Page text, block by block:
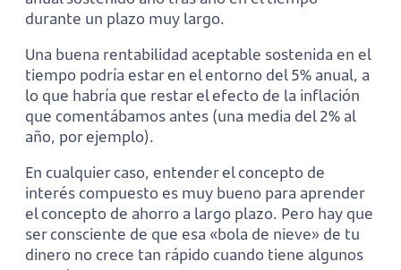
durante un plazo muy largo.
Una buena rentabilidad aceptable sostenida en el
tiempo podría estar en el entorno del 5% anual, a
lo que habría que restar el efecto de la inflación
que comentábamos antes (una media del 2% al
año, por ejemplo).
En cualquier caso, entender el concepto de
interés compuesto es muy bueno para aprender
el concepto de ahorro a largo plazo. Pero hay que
ser consciente de que esa «bola de nieve» de tu
dinero no crece tan rápido cuando tiene algunos